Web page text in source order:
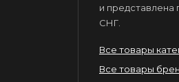
и представлена
СНГ.
Все товары
Все товары